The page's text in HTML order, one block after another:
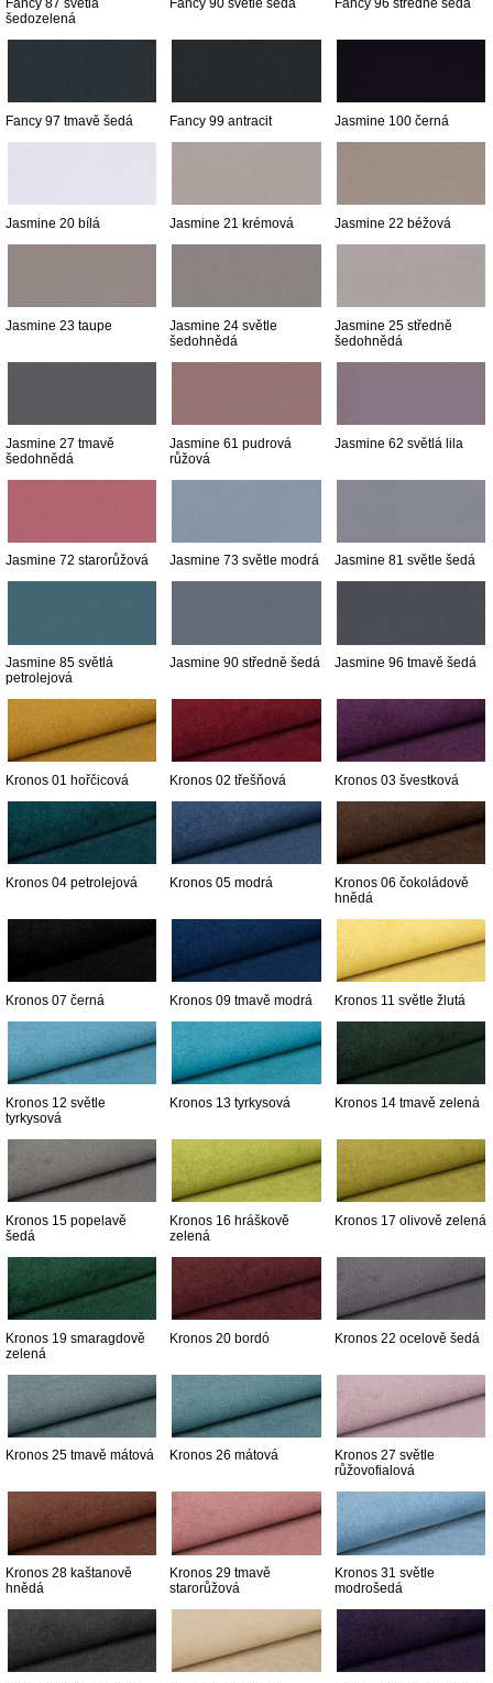
Fancy 87 světlá
šedozelená
Fancy 90 světle šedá Fancy 96 středně šedá
Fancy 97 tmavě šedá Fancy 99 antracit Jasmine 100 černá
Jasmine 20 bílá Jasmine 21 krémová Jasmine 22 béžová
Jasmine 23 taupe
Jasmine 24 světle
šedohnědá
Jasmine 25 středně
šedohnědá
Jasmine 27 tmavě
šedohnědá
Jasmine 61 pudrová
růžová
Jasmine 62 světlá lila
Jasmine 72 starorůžová Jasmine 73 světle modrá Jasmine 81 světle šedá
Jasmine 85 světlá
petrolejová
Jasmine 90 středně šedá Jasmine 96 tmavě šedá
Kronos 01 hořčicová Kronos 02 třešňová Kronos 03 švestková
Kronos 04 petrolejová Kronos 05 modrá
Kronos 06 čokoládově
hnědá
Kronos 07 černá Kronos 09 tmavě modrá Kronos 11 světle žlutá
Kronos 12 světle
tyrkysová
Kronos 13 tyrkysová Kronos 14 tmavě zelená
Kronos 15 popelavě
šedá
Kronos 16 hráškově
zelená
Kronos 17 olivově zelená
Kronos 19 smaragdově
zelená
Kronos 20 bordó Kronos 22 ocelově šedá
Kronos 25 tmavě mátová Kronos 26 mátová
Kronos 27 světle
růžovofialová
Kronos 28 kaštanově
hnědá
Kronos 29 tmavě
starorůžová
Kronos 31 světle
modrošedá